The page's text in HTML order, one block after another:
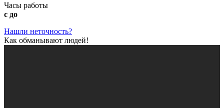
Часы работы
с до
Нашли неточность?
Как обманывают людей!